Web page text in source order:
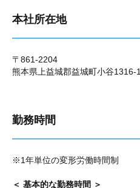
本社所在地
〒861-2204
熊本県上益城郡益城町小谷1316-1
勤務時間
※1年単位の変形労働時間制
＜ 基本的な勤務時間 ＞